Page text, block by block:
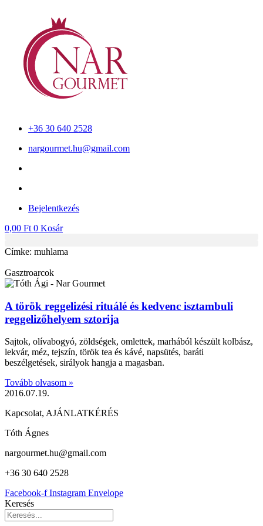
tartalomhoz
+36 30 640 2528
nargourmet.hu@gmail.com
Bejelentkezés
0,00 Ft 0 Kosár
Címke: muhlama
Gasztroarcok
A török reggelizési rituálé és kedvenc isztambuli
reggelizőhelyem sztorija
Sajtok, olívabogyó, zöldségek, omlettek, marhából készült kolbász,
lekvár, méz, tejszín, török tea és kávé, napsütés, baráti
beszélgetések, sirályok hangja a magasban.
Tovább olvasom »
2016.07.19.
Kapcsolat, AJÁNLATKÉRÉS
Tóth Ágnes
nargourmet.hu@gmail.com
+36 30 640 2528
Facebook-f Instagram Envelope
Keresés